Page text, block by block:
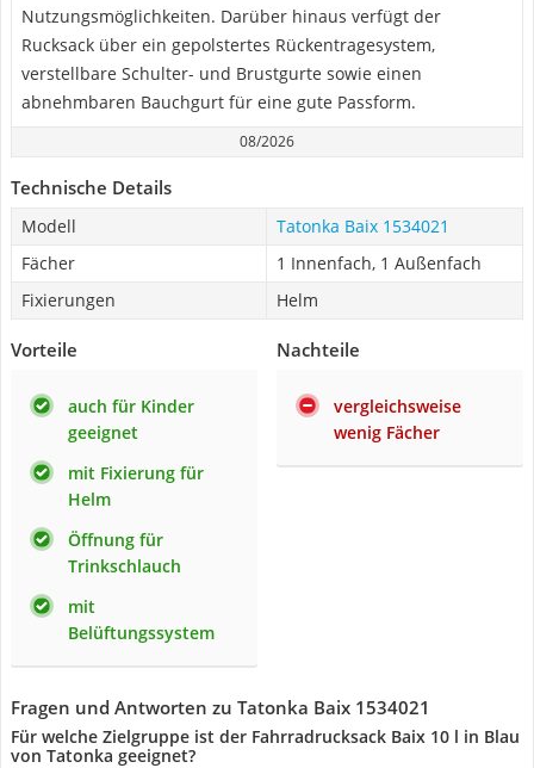
Nutzungsmöglichkeiten. Darüber hinaus verfügt der
Rucksack über ein gepolstertes Rückentragesystem,
verstellbare Schulter- und Brustgurte sowie einen
abnehmbaren Bauchgurt für eine gute Passform.
08/2026
Technische Details
Modell
Tatonka Baix 1534021
Fächer
1 Innenfach, 1 Außenfach
Fixierungen
Helm
Vorteile
auch für Kinder
geeignet
mit Fixierung für
Helm
Öffnung für
Trinkschlauch
mit
Belüftungssystem
Nachteile
vergleichsweise
wenig Fächer
Fragen und Antworten zu Tatonka Baix 1534021
Für welche Zielgruppe ist der Fahrradrucksack Baix 10 l in Blau
von Tatonka geeignet?